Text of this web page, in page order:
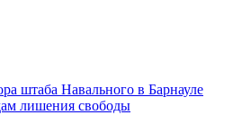
штаба Навального в Барнауле
лишения свободы